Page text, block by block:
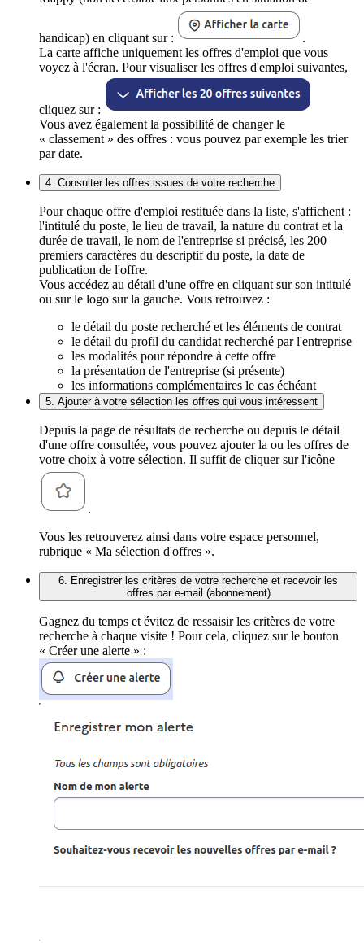
handicap) en cliquant sur :
.
La carte affiche uniquement les offres d'emploi que vous
voyez à l'écran. Pour visualiser les offres d'emploi suivantes,
cliquez sur :
Vous avez également la possibilité de changer le
« classement » des offres : vous pouvez par exemple les trier
par date.
4. Consulter les offres issues de votre recherche
Pour chaque offre d'emploi restituée dans la liste, s'affichent :
l'intitulé du poste, le lieu de travail, la nature du contrat et la
durée de travail, le nom de l'entreprise si précisé, les 200
premiers caractères du descriptif du poste, la date de
publication de l'offre.
Vous accédez au détail d'une offre en cliquant sur son intitulé
ou sur le logo sur la gauche. Vous retrouvez :
le détail du poste recherché et les éléments de contrat
le détail du profil du candidat recherché par l'entreprise
les modalités pour répondre à cette offre
la présentation de l'entreprise (si présente)
les informations complémentaires le cas échéant
5. Ajouter à votre sélection les offres qui vous intéressent
Depuis la page de résultats de recherche ou depuis le détail
d'une offre consultée, vous pouvez ajouter la ou les offres de
votre choix à votre sélection. Il suffit de cliquer sur l'icône
.
Vous les retrouverez ainsi dans votre espace personnel,
rubrique « Ma sélection d'offres ».
6. Enregistrer les critères de votre recherche et recevoir les
offres par e-mail (abonnement)
Gagnez du temps et évitez de ressaisir les critères de votre
recherche à chaque visite ! Pour cela, cliquez sur le bouton
« Créer une alerte » :